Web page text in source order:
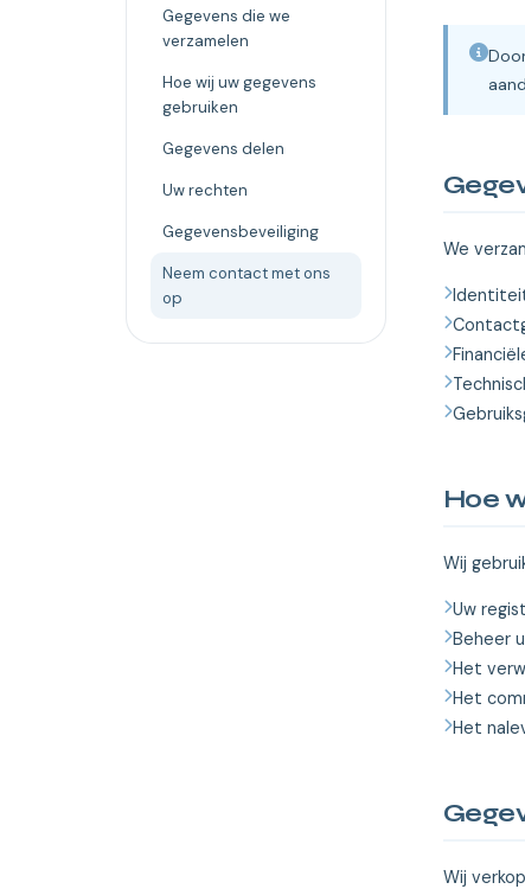
Gegevens die we
verzamelen
Hoe wij uw gegevens
gebruiken
Gegevens delen
Uw rechten
Gegevensbeveiliging
Neem contact met ons
op
We
Hoe
Wij
Uw
Beheer
Het
Het
Het
Wij